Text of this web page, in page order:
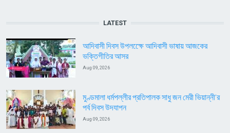
LATEST
আদিবাসী দিবস উপলক্ষেে আদিবাসী ভাষায় আজকের
ভক্তিগীতির আসর
Aug 09, 2026
মুণ্ডমালা ধর্মপল্লীর প্রতিপালক সাধু জন মেরী ভিয়ান্নী’র
পর্ব দিবস উদযাপন
Aug 09, 2026